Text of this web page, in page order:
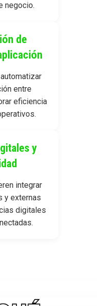
negocio.
de
entre
eficiencia
y
integrar
y externas
digitales